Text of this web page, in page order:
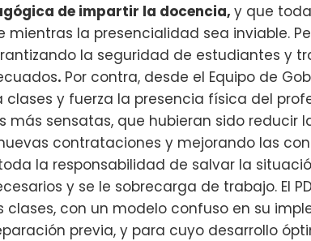
de impartir la docencia, y que
mientras la presencialidad sea inviable.
la seguridad de estudiantes y
. Por contra, desde el Equipo de
clases y fuerza la presencia física del
más sensatas, que hubieran sido reducir
contrataciones y mejorando las
la responsabilidad de salvar la
y se le sobrecarga de trabajo. El
clases, con un modelo confuso en su
previa, y para cuyo desarrollo